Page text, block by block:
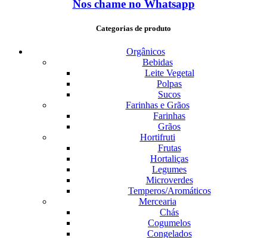
Nos chame no Whatsapp
Categorias de produto
Orgânicos
Bebidas
Leite Vegetal
Polpas
Sucos
Farinhas e Grãos
Farinhas
Grãos
Hortifruti
Frutas
Hortaliças
Legumes
Microverdes
Temperos/Aromáticos
Mercearia
Chás
Cogumelos
Congelados